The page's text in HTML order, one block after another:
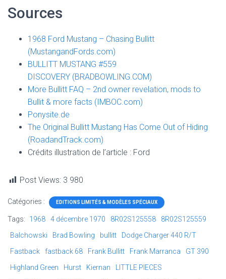
Sources
1968 Ford Mustang – Chasing Bullitt
(MustangandFords.com)
BULLITT MUSTANG #559
DISCOVERY (BRADBOWLING.COM)
More Bullitt FAQ – 2nd owner revelation, mods to
Bullit & more facts (IMBOC.com)
Ponysite.de
The Original Bullitt Mustang Has Come Out of Hiding
(RoadandTrack.com)
Crédits illustration de l’article : Ford
Post Views: 3 980
Catégories : EDITIONS LIMITÉS & MODÈLES SPÉCIAUX
Tags: 1968 4 décembre 1970 8R02S125558
8R02S125559
Balchowski
Brad Bowling bullitt
Dodge Charger 440 R/T
Fastback
fastback 68 Frank Bullitt Frank Marranca
GT 390
Highland Green
Hurst Kiernan
LITTLE PIECES